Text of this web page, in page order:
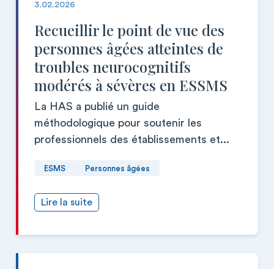
3.02.2026
Recueillir le point de vue des
personnes âgées atteintes de
troubles neurocognitifs
modérés à sévères en ESSMS
La HAS a publié un guide
méthodologique pour soutenir les
professionnels des établissements et...
ESMS Personnes âgées
Lire la suite